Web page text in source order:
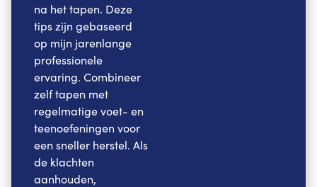
na het tapen. Deze
tips zijn gebaseerd
op mijn jarenlange
professionele
ervaring. Combineer
zelf tapen met
regelmatige voet- en
teenoefeningen voor
een sneller herstel. Als
de klachten
aanhouden,